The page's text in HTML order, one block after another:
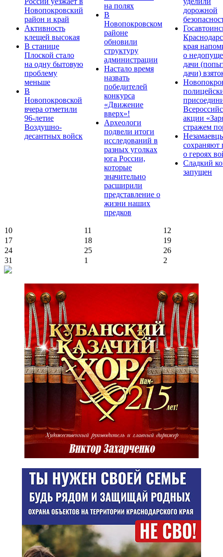
Новопокровский
район и край
Активность
клещей высокая
В станице
Плоской стало
на одну бытовую
проблему
меньше
В
Новопокровской
вчера отметили
96-летие
Воздушно-
десантных войск
на полях
В
Новопокровском
районе
обновили
структуру
администрации
Настало время
назвать
победителей
конкурса
«Движение
вверх»!
Археологи
подвели итоги
исследований в
разных уголках
юга России,
которые
значительно
расширили
представление о
жизни наших
предков
дорожной
края
о
дачи
дачи)
акции
стражем
сохраняют
о героях
Сладкий
запущен
10 11
12
17
18
19
24
25
26
31
1 2